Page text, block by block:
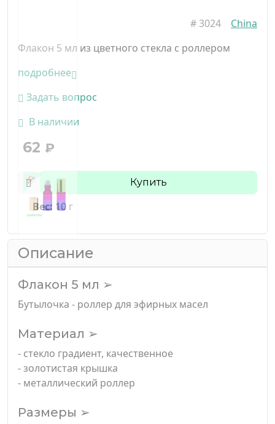
#3024
China
Флакон 5 мл из цветного стекла с роллером
подробнее
Задать вопрос
В наличии
62 ₽
Купить
Вес: 10 г
Описание
Флакон 5 мл ➢
Бутылочка - роллер для эфирных масел
Материал ➢
- стекло градиент, качественное
- золотистая крышка
- металлический роллер
Размеры ➢